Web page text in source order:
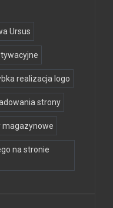
Ursus
realizacja logo
strony
magazynowe
na stronie